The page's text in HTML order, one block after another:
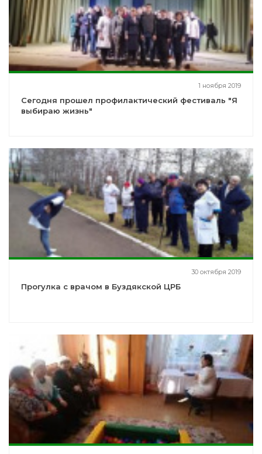
1 ноября 2019
Сегодня прошел профилактический фестиваль "Я
выбираю жизнь"
30 октября 2019
Прогулка с врачом в Буздякской ЦРБ